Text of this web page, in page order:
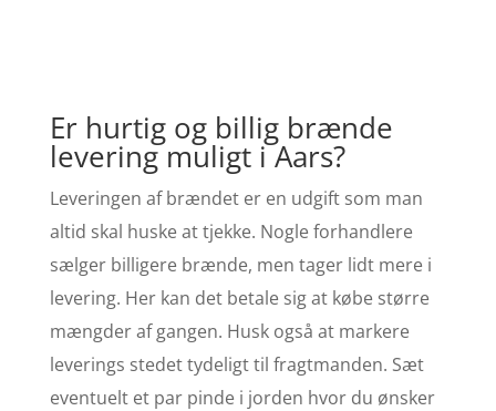
Er hurtig og billig brænde
levering muligt i Aars?
Leveringen af brændet er en udgift som man
altid skal huske at tjekke. Nogle forhandlere
sælger billigere brænde, men tager lidt mere i
levering. Her kan det betale sig at købe større
mængder af gangen. Husk også at markere
leverings stedet tydeligt til fragtmanden. Sæt
eventuelt et par pinde i jorden hvor du ønsker